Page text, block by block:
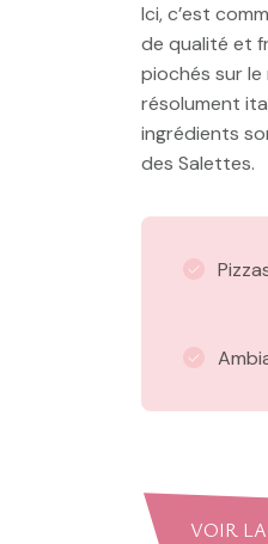
Ici, c’est
de qualité et
piochés sur
résolument
ingrédients
des Salettes.
VOIR